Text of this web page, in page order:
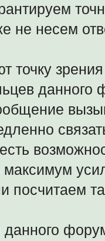
не несем
точку
посчитаем
данного